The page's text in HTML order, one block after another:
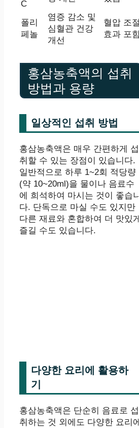
C
폴리
페놀
염증 감소 및
심혈관 건강
개선
혈압 조절
효과 포
홍삼농축액의 섭취
방법과 용량
일상적인 섭취 방법
홍삼농축액은 매우 간편하게 섭
취할 수 있는 장점이 있습니다.
일반적으로 하루 1~2회 적당량
(약 10~20ml)을 물이나 음료수
에 희석하여 마시는 것이 좋습
다. 단독으로 마실 수도 있지만
다른 재료와 혼합하여 더 맛있
즐길 수도 있습니다.
다양한 요리에 활용하
기
홍삼농축액은 단순히 음료로 섭
취하는 것 외에도 다양한 요리